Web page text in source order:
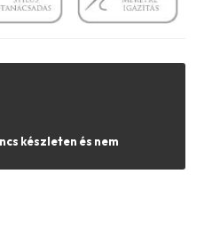
készleten és nem